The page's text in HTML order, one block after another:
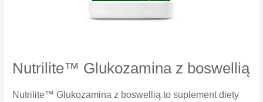
Nutrilite™ Glukozamina z boswellią
Nutrilite™ Glukozamina z boswellią to suplement diety